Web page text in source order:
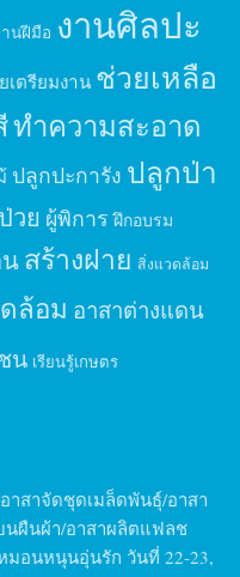
านฝีมือ งานศิลปะ
เตรียมงาน ช่วยเหลือ
ทำความสะอาด
ปลูกปะการัง ปลูกป่า
วย ผู้พิการ ฝึกอบรม
สร้างฝาย สิ่งแวดล้อม
ล้อม อาสาต่างแดน
น เรียนรู้เกษตร
าสาจัดชุดเมล็ดพันธุ์/อาสา
นผืนผ้า/อาสาผลิตแฟลช
มอนหนุนอุ่นรัก วันที่ 22-23,